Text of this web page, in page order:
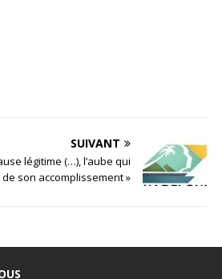
SUIVANT
légitime (…), l’aube qui
son accomplissement »